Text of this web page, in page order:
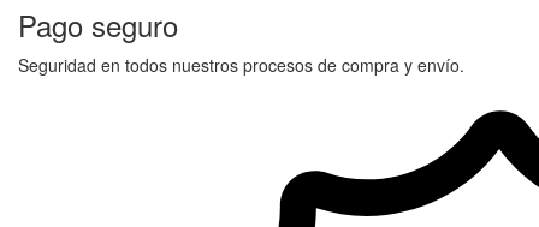
Pago seguro
Seguridad en todos nuestros procesos de compra y envío.